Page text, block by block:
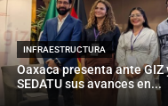
INFRAESTRUCTURA
Oaxaca presenta ante GIZ
SEDATU sus avances en...